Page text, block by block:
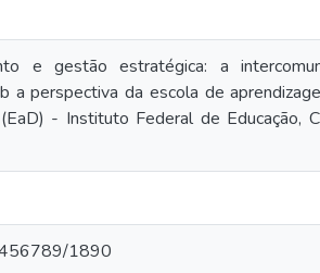
e gestão estratégica: a
a perspectiva da escola de
- Instituto Federal de Educação,
1890